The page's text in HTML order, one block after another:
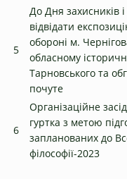
5
До Дня захисників
відвідати
обороні м.
обласному
Тарновського та
почуте
6
Організаційне
гуртка з метою
запланованих до
філософії-2023